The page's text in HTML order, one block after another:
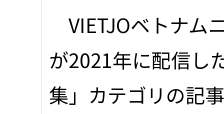
VIETJOベトナム
が2021年に配信し
集」カテゴリの記